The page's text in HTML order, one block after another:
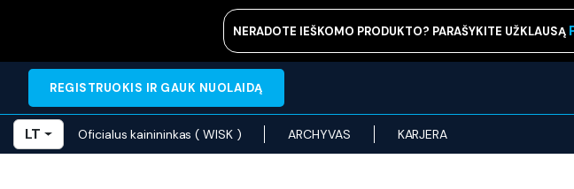
NERADOTE IEŠKOMO PRODUKTO? PARAŠYKITE UŽKLAUSĄ
REGISTRUOKIS IR GAUK NUOLAIDĄ
LT Oficialus kainininkas ( WISK ) ARCHYVAS KARJERA